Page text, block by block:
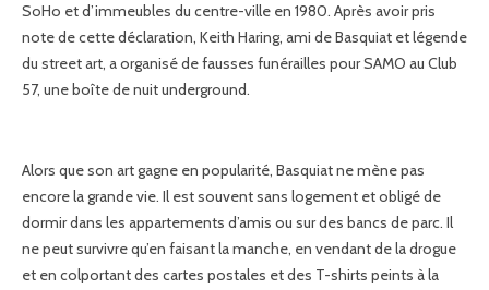
SoHo et d’immeubles du centre-ville en 1980. Après avoir pris
note de cette déclaration, Keith Haring, ami de Basquiat et légende
du street art, a organisé de fausses funérailles pour SAMO au Club
57, une boîte de nuit underground.
Alors que son art gagne en popularité, Basquiat ne mène pas
encore la grande vie. Il est souvent sans logement et obligé de
dormir dans les appartements d’amis ou sur des bancs de parc. Il
ne peut survivre qu’en faisant la manche, en vendant de la drogue
et en colportant des cartes postales et des T-shirts peints à la